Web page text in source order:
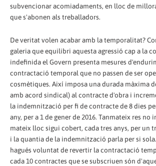
subvencionar acomiadaments, en lloc de
que s'abonen als treballadors.
De veritat volen acabar amb la temporalitat?
galeria que equilibri aquesta agressió cap a la
indefinida el Govern presenta mesures
contractació temporal que no passen de ser
cosmètiques. Així imposa una durada màxima
amb acord sindical) al contracte d'obra i
la indemnització per fi de contracte de 8 dies
any, per a 1 de gener de 2016. Tanmateix res no
mateix lloc sigui cobert, cada tres anys, per un
i la quantia de la indemnització parla per si
hagués voluntat de revertir la contractació
cada 10 contractes que se subscriuen són